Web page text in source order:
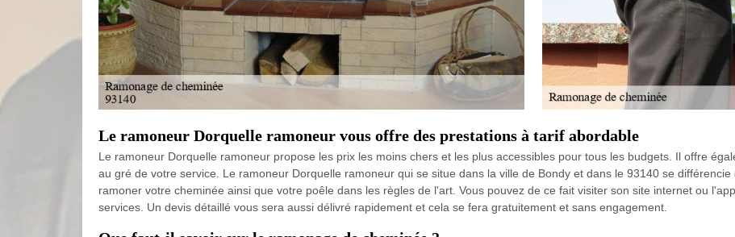
Le ramoneur Dorquelle ramoneur vous offre des prestations à tarif abordable
Le ramoneur Dorquelle ramoneur propose les prix les moins chers et les plus accessibles pour tous les budgets. Il offre
au gré de votre service. Le ramoneur Dorquelle ramoneur qui se situe dans la ville de Bondy et dans le 93140 se
ramoner votre cheminée ainsi que votre poêle dans les règles de l'art. Vous pouvez de ce fait visiter son site internet ou
services. Un devis détaillé vous sera aussi délivré rapidement et cela se fera gratuitement et sans engagement.